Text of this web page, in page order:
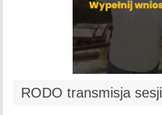
RODO transmisja sesji